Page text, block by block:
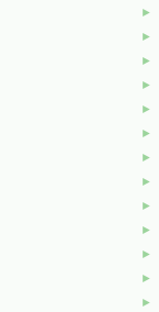
►
►
►
►
►
►
►
►
►
►
►
►
►